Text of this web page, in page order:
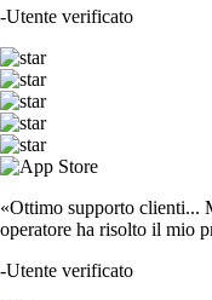
-Utente verificato
«Ottimo supporto clienti...
operatore ha risolto il mio
-Utente verificato